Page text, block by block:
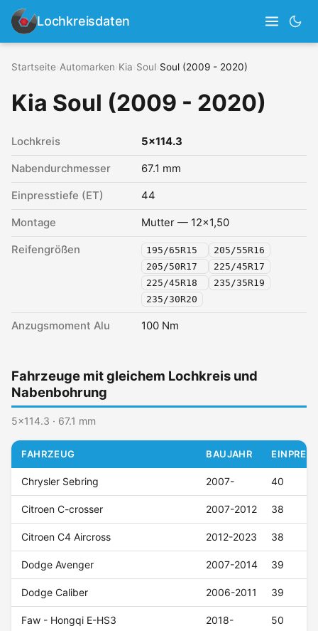
Lochkreisdaten
Startseite Automarken Kia Soul Soul (2009 - 2020)
Kia Soul (2009 - 2020)
Lochkreis 5x114.3
Nabendurchmesser 67.1 mm
Einpresstiefe (ET) 44
Montage Mutter — 12x1,50
Reifengrößen 195/65R15
205/55R16
205/50R17
225/45R17
225/45R18
235/35R19
235/30R20
Anzugsmoment Alu 100 Nm
Fahrzeuge mit gleichem Lochkreis und
Nabenbohrung
5x114.3 · 67.1 mm
FAHRZEUG BAUJAHR
Chrysler Sebring 2007- 40
Citroen C-crosser 2007-2012 38
Citroen C4 Aircross 2012-2023 38
Dodge Avenger 2007-2014 39
Dodge Caliber 2006-2011 39
Faw - Hongqi E-HS3 2018- 50